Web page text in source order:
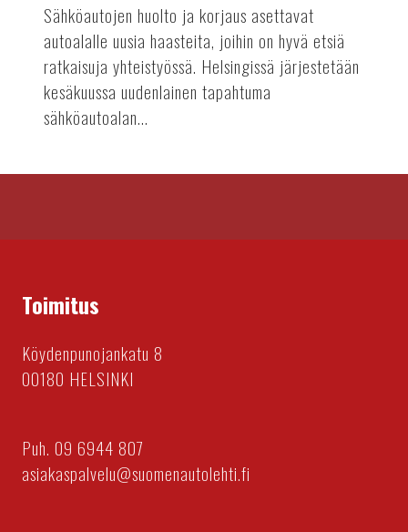
Sähköautojen huolto ja korjaus asettavat
autoalalle uusia haasteita, joihin on hyvä etsiä
ratkaisuja yhteistyössä. Helsingissä järjestetään
kesäkuussa uudenlainen tapahtuma
sähköautoalan...
Toimitus
Köydenpunojankatu 8
00180 HELSINKI
Puh. 09 6944 807
asiakaspalvelu@suomenautolehti.fi